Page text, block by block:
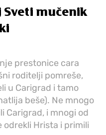
Sveti mučenik
prestonice cara
roditelji pomreše,
u Carigrad i tamo
beše). Ne mnogo
Carigrad, i mnogi od
odrekli Hrista i primili